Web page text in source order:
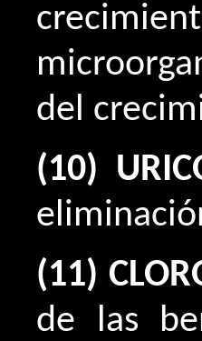
del
(10)
(11)
de las